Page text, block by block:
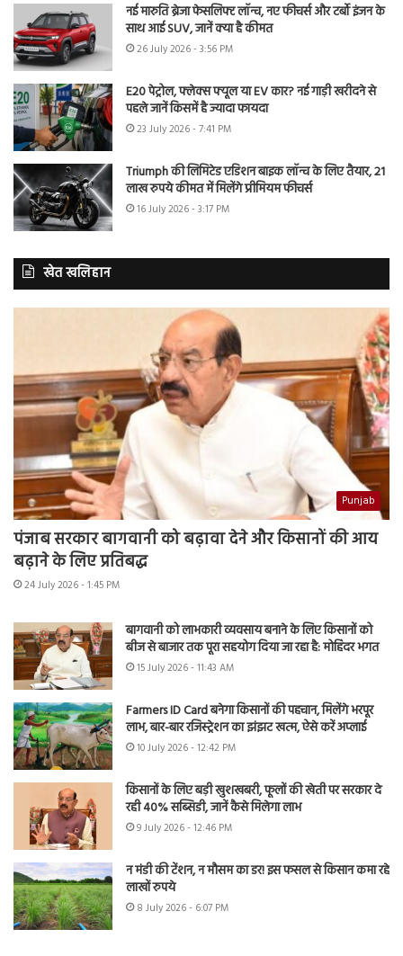
नई मारुति ब्रेजा फेसलिफ्ट लॉन्च, नए फीचर्स और टर्बो इंजन के
साथ आई SUV, जानें क्या है कीमत
26 July 2026 - 3:56 PM
E20 पेट्रोल, फ्लेक्स फ्यूल या EV कार? नई गाड़ी खरीदने से
पहले जानें किसमें है ज्यादा फायदा
23 July 2026 - 7:41 PM
Triumph की लिमिटेड एडिशन बाइक लॉन्च के लिए तैयार, 21
लाख रुपये कीमत में मिलेंगे प्रीमियम फीचर्स
16 July 2026 - 3:17 PM
खेत खलिहान
Punjab
पंजाब सरकार बागवानी को बढ़ावा देने और किसानों की आय
बढ़ाने के लिए प्रतिबद्ध
24 July 2026 - 1:45 PM
बागवानी को लाभकारी व्यवसाय बनाने के लिए किसानों को
बीज से बाजार तक पूरा सहयोग दिया जा रहा है: मोहिंदर भगत
15 July 2026 - 11:43 AM
Farmers ID Card बनेगा किसानों की पहचान, मिलेंगे भरपूर
लाभ, बार-बार रजिस्ट्रेशन का झंझट खत्म, ऐसे करें अप्लाई
10 July 2026 - 12:42 PM
किसानों के लिए बड़ी खुशखबरी, फूलों की खेती पर सरकार दे
रही 40% सब्सिडी, जानें कैसे मिलेगा लाभ
9 July 2026 - 12:46 PM
न मंडी की टेंशन, न मौसम का डर! इस फसल से किसान कमा रहे
लाखों रुपये
8 July 2026 - 6:07 PM